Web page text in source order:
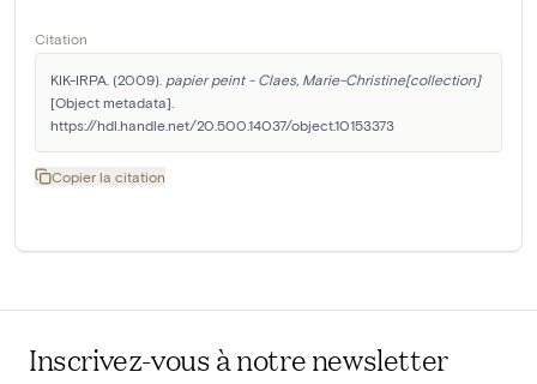
Citation
KIK-IRPA. (2009). papier peint - Claes, Marie-Christine[collection]
[Object metadata].
https://hdl.handle.net/20.500.14037/object.10153373
Copier la citation
Inscrivez-vous à notre newsletter